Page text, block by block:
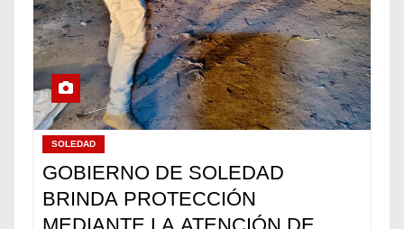
SOLEDAD
GOBIERNO DE SOLEDAD
BRINDA PROTECCIÓN